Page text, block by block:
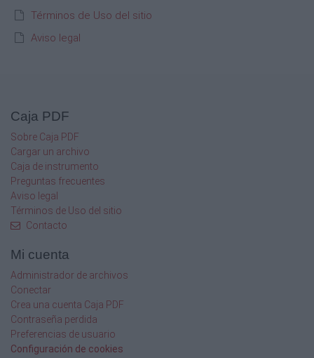
Términos de Uso del sitio
Aviso legal
Caja PDF
Sobre Caja PDF
Cargar un archivo
Caja de instrumento
Preguntas frecuentes
Aviso legal
Términos de Uso del sitio
Contacto
Mi cuenta
Administrador de archivos
Conectar
Crea una cuenta Caja PDF
Contraseña perdida
Preferencias de usuario
Configuración de cookies